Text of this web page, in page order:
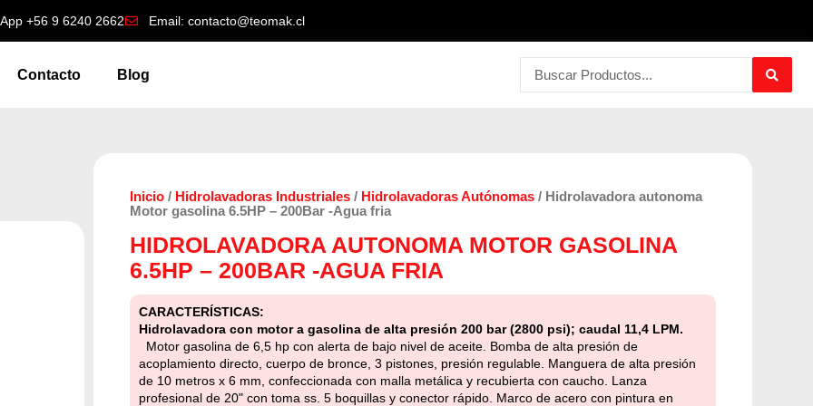
+56 9 6240 2662 Email: contacto@teomak.cl
Contacto Blog
Search
...
Inicio / Hidrolavadoras Industriales / Hidrolavadoras Autónomas / Hidrolavadora autonoma
Motor gasolina 6.5HP – 200Bar -Agua fria
HIDROLAVADORA AUTONOMA MOTOR GASOLINA
6.5HP – 200BAR -AGUA FRIA
CARACTERÍSTICAS:
Hidrolavadora con motor a gasolina de alta presión 200 bar (2800 psi); caudal 11,4 LPM.
Motor gasolina de 6,5 hp con alerta de bajo nivel de aceite. Bomba de alta presión de
acoplamiento directo, cuerpo de bronce, 3 pistones, presión regulable. Manguera de alta presión
de 10 metros x 6 mm, confeccionada con malla metálica y recubierta con caucho. Lanza
profesional de 20" con toma ss. 5 boquillas y conector rápido. Marco de acero con pintura en